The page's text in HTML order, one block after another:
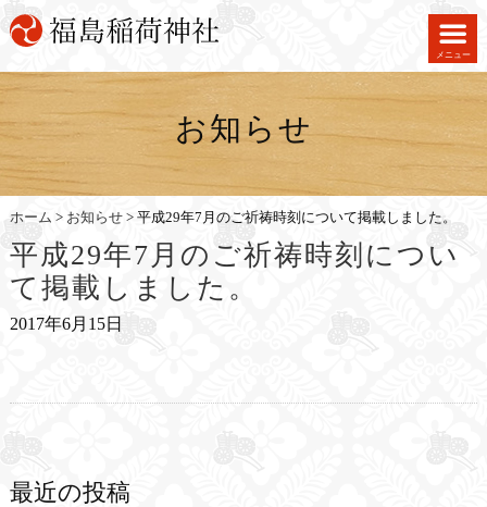
メニュー
お知らせ
ホーム > お知らせ> 平成29年7月のご祈祷時刻について掲載しました。
平成29年7月のご祈祷時刻につい
て掲載しました。
2017年6月15日
最近の投稿